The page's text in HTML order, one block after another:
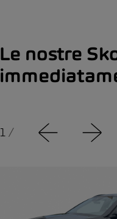
Le nostre
1 /